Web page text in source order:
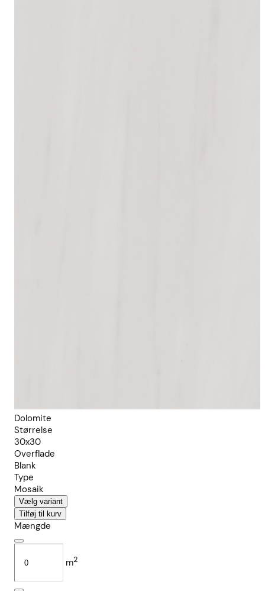
Dolomite
Størrelse
30x30
Overflade
Blank
Type
Mosaik
Vælg variant
Tilføj til kurv
Mængde
m2